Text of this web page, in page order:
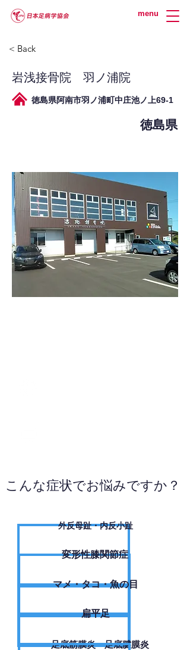
menu
< Back
岩浅接骨院 羽ノ浦院
徳島県阿南市羽ノ浦町中庄池ノ上69-1
徳島県
こんな症状でお悩みですか？
外反母趾・内反小趾
変形性膝関節症
​マメ・タコ・魚の目
扁平足
足底筋膜炎・足底腱膜炎